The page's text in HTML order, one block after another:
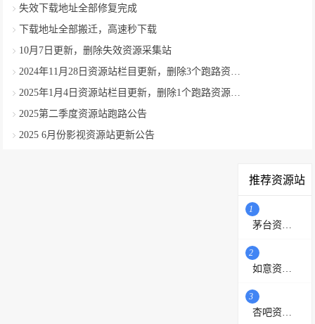
失效下载地址全部修复完成
下载地址全部搬迁，高速秒下载
10月7日更新，删除失效资源采集站
2025第二季度资源站跑路公告
2025 6月份影视资源站更新公告
推荐资源站
1
2
3